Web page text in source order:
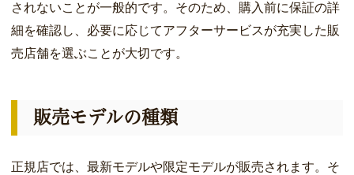
されないことが一般的です。そのため、購入前に保証の詳
細を確認し、必要に応じてアフターサービスが充実した販
売店舗を選ぶことが大切です。
販売モデルの種類
正規店では、最新モデルや限定モデルが販売されます。そ